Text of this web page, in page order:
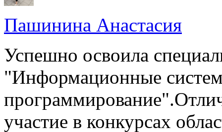
Пашинина Анастасия
Успешно освоила
"Информационные
участие в конкурсах